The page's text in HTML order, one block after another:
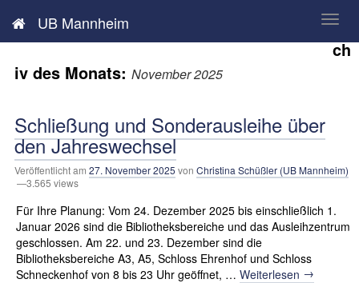
UB Mannheim
Neues aus der UB MannheimAr
ch
iv des Monats: November 2025
Schließung und Sonderausleihe über
den Jahreswechsel
Veröffentlicht am 27. November 2025 von Christina Schüßler (UB Mannheim)
—3.565 views
Für Ihre Planung: Vom 24. Dezember 2025 bis einschließlich 1.
Januar 2026 sind die Bibliotheksbereiche und das Ausleihzentrum
geschlossen. Am 22. und 23. Dezember sind die
Bibliotheksbereiche A3, A5, Schloss Ehrenhof und Schloss
Schneckenhof von 8 bis 23 Uhr geöffnet, … Weiterlesen →